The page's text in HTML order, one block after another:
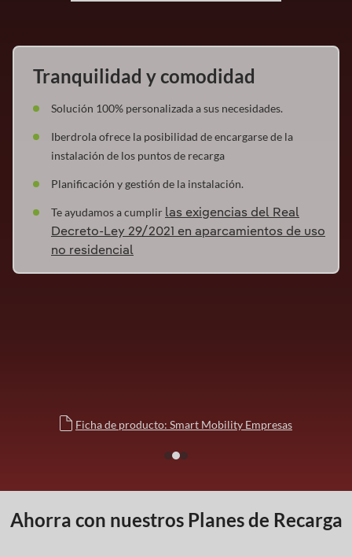
Tranquilidad y comodidad
Solución 100% personalizada a sus necesidades.
Iberdrola ofrece la posibilidad de encargarse de la
instalación de los puntos de recarga
Planificación y gestión de la instalación.
Te ayudamos a cumplir las exigencias del Real
Decreto-Ley 29/2021 en aparcamientos de uso
no residencial
Ficha de producto: Smart Mobility Empresas
Ahorra con nuestros Planes de Recarga